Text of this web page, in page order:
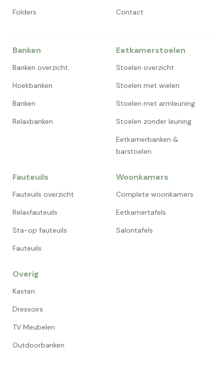
Folders
Contact
Banken
Banken overzicht
Hoekbanken
Banken
Relaxbanken
Eetkamerstoelen
Stoelen overzicht
Stoelen met wielen
Stoelen met armleuning
Stoelen zonder leuning
Eetkamerbanken &
barstoelen
Fauteuils
Fauteuils overzicht
Relaxfauteuils
Sta-op fauteuils
Fauteuils
Woonkamers
Complete woonkamers
Eetkamertafels
Salontafels
Overig
Kasten
Dressoirs
TV Meubelen
Outdoorbanken